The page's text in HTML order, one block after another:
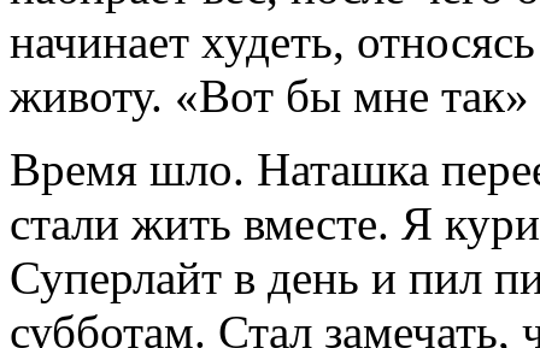
начинает худеть,
животу. «Вот бы мне
Время шло. Наташка
стали жить вместе. Я
Суперлайт в день и пил
субботам. Стал